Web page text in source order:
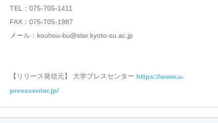
TEL：075-705-1411
FAX：075-705-1987
メール：kouhou-bu@star.kyoto-su.ac.jp
【リリース発信元】 大学プレスセンター https://www.u-
presscenter.jp/